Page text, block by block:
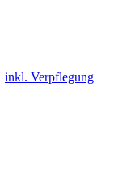
inkl. Verpflegung